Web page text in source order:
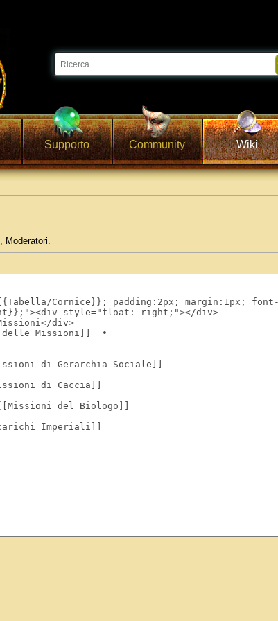
Supporto Community Wiki
, Moderatori.